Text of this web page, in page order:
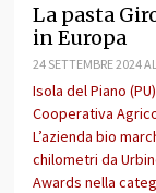
La pasta
in Europa
24 SETTEMBRE 2024
Isola del Piano
Cooperativa
L’azienda bio
chilometri da
Awards nella